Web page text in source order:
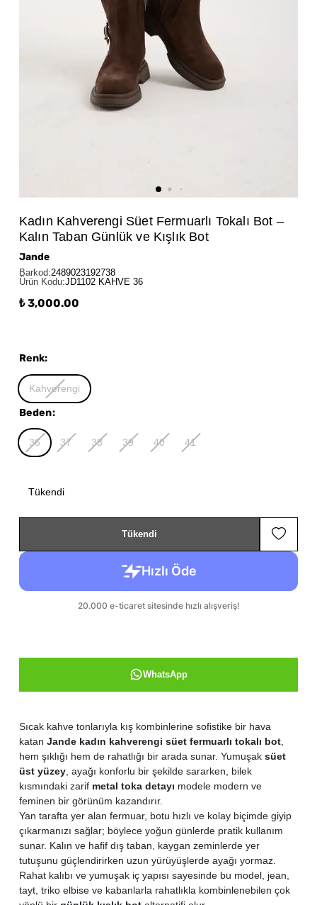
Kadın Kahverengi Süet Fermuarlı Tokalı Bot –
Kalın Taban Günlük ve Kışlık Bot
Jande
Barkod:2489023192738
Ürün Kodu:JD1102 KAHVE 36
₺ 3,000.00
Sıcak kahve tonlarıyla kış kombinlerine sofistike bir hava
katan Jande kadın kahverengi süet fermuarlı tokalı bot,
hem şıklığı hem de rahatlığı bir arada sunar. Yumuşak süet
üst yüzey, ayağı konforlu bir şekilde sararken, bilek
kısmındaki zarif metal toka detayı modele modern ve
feminen bir görünüm kazandırır.
Yan tarafta yer alan fermuar, botu hızlı ve kolay biçimde giyip
çıkarmanızı sağlar; böylece yoğun günlerde pratik kullanım
sunar. Kalın ve hafif dış taban, kaygan zeminlerde yer
tutuşunu güçlendirirken uzun yürüyüşlerde ayağı yormaz.
Rahat kalıbı ve yumuşak iç yapısı sayesinde bu model, jean,
tayt, triko elbise ve kabanlarla rahatlıkla kombinlenebilen çok
Renk:
Kahverengi
Beden:
36 37 38 39 40 41
Tükendi
Tükendi
WhatsApp